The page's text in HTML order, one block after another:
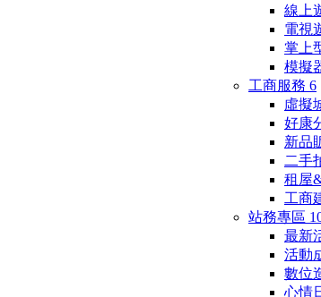
線上
電視
掌上
模擬
工商服務 6
虛擬
好康
新品
二手
租屋
工商
站務專區
最新
活動
數位
心情